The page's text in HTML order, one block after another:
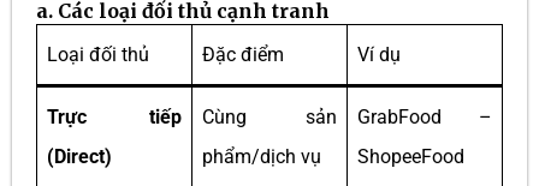
a. Các loại đối thủ cạnh tranh
Loại đối thủ Đặc điểm Ví dụ
Trực tiếp
(Direct)
Cùng sản
phẩm/dịch vụ
GrabFood –
ShopeeFood